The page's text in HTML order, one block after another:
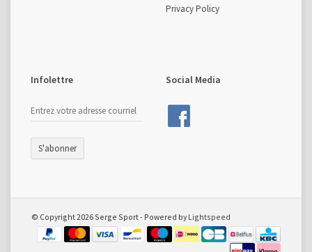
Privacy Policy
Infolettre
S'abonner
Social Media
© Copyright 2026 Serge Sport - Powered byLightspeed